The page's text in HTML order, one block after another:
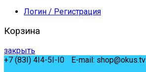
Логин / Регистрация
Корзина
закрыть
+7 (8ЗI) 4I4-5I-I0
E-mail: shop@okus.tv